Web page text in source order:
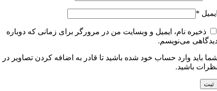
*
ذخیره نام، ایمیل و وبسایت من در مرورگر برای زمانی که دوباره
می‌نویسم.
باید وارد حساب خود شده باشید تا قادر به اضافه کردن تصاویر در
باشید.